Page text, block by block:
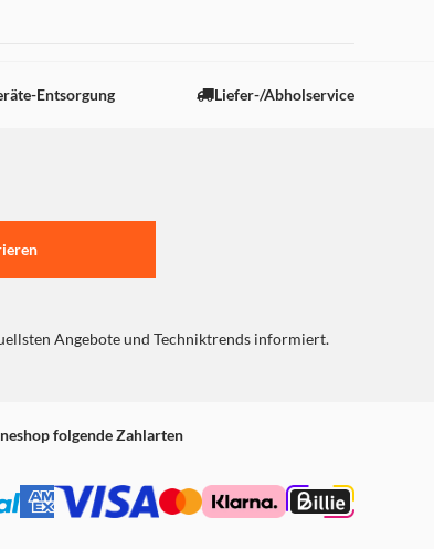
Entsorgung Liefer-/Abholservice
Angebote und Techniktrends informiert.
folgende Zahlarten